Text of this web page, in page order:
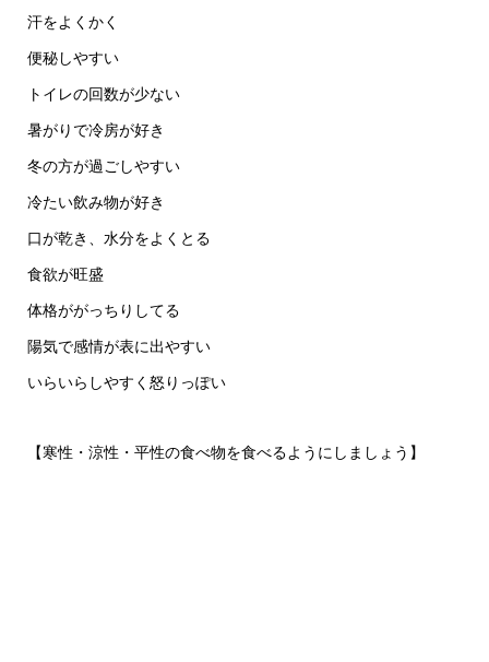
汗をよくかく
便秘しやすい
トイレの回数が少ない
暑がりで冷房が好き
冬の方が過ごしやすい
冷たい飲み物が好き
口が乾き、水分をよくとる
食欲が旺盛
体格ががっちりしてる
陽気で感情が表に出やすい
いらいらしやすく怒りっぽい
【寒性・涼性・平性の食べ物を食べるようにしましょう】